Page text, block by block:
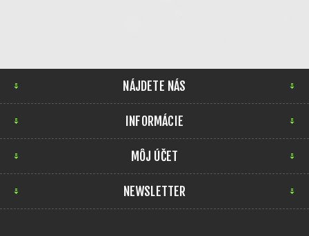
NÁJDETE NÁS
INFORMÁCIE
MÔJ ÚČET
NEWSLETTER